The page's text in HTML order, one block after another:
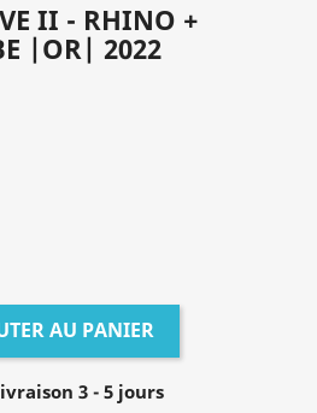
II - RHINO +
|OR| 2022
AU PANIER
3 - 5 jours